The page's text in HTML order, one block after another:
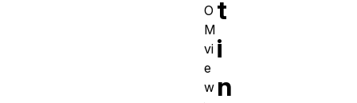
t
i
n
O
M
vi
e
w